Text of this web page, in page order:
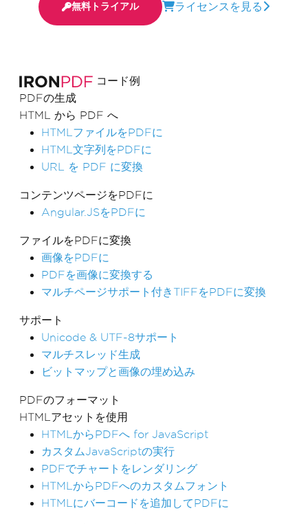
コード例
PDFの生成
HTML から PDF へ
HTMLファイルをPDFに
HTML文字列をPDFに
URL を PDF に変換
コンテンツページをPDFに
Angular.JSをPDFに
ファイルをPDFに変換
画像をPDFに
PDFを画像に変換する
マルチページサポート付きTIFFをPDFに変換
サポート
Unicode & UTF-8サポート
マルチスレッド生成
ビットマップと画像の埋め込み
PDFのフォーマット
HTMLアセットを使用
HTMLからPDFへ for JavaScript
カスタムJavaScriptの実行
PDFでチャートをレンダリング
HTMLからPDFへのカスタムフォント
HTMLにバーコードを追加してPDFに
無料トライアル ライセンスを見る